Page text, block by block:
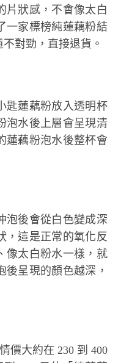
片狀感，不會像太白
一家標榜純蓮藕粉結
對勁，直接退貨。
匙蓮藕粉放入透明杯
泡水後上層會呈現清
蓮藕粉泡水後整杯會
泡後會從白色變成深
，這是正常的氧化反
像太白粉水一樣，就
呈現的顏色越深，
價大約在 230 到 400